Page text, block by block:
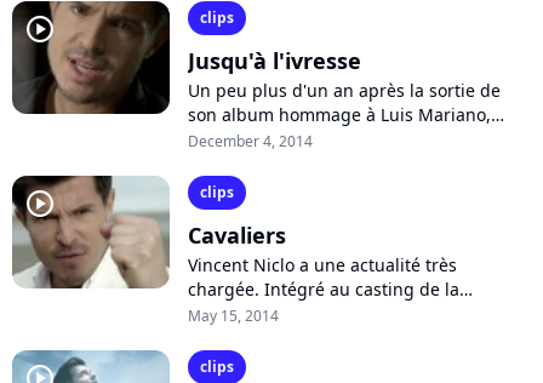
parisien...
player2 clips
Jusqu'à l'ivresse
Un peu plus d'un an après la sortie de
son album hommage à Luis Mariano,
"Luis", Vincent Niclo annonce la sortie
première...
December 4, 2014
player2 clips
Cavaliers
Vincent Niclo a une actualité très
chargée. Intégré au casting de la
comédie musicale "Le Belle et la Bête", le
May 15, 2014
clips